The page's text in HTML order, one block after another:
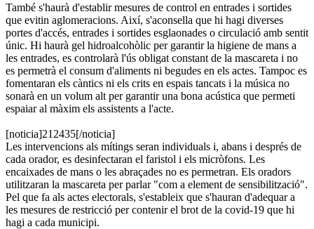
També s'haurà d'establir mesures de control en entrades i sortides
que evitin aglomeracions. Així, s'aconsella que hi hagi diverses
portes d'accés, entrades i sortides esglaonades o circulació amb sentit
únic. Hi haurà gel hidroalcohòlic per garantir la higiene de mans a
les entrades, es controlarà l'ús obligat constant de la mascareta i no
es permetrà el consum d'aliments ni begudes en els actes. Tampoc es
fomentaran els càntics ni els crits en espais tancats i la música no
sonarà en un volum alt per garantir una bona acústica que permeti
espaiar al màxim els assistents a l'acte.
[noticia]212435[/noticia]
Les intervencions als mítings seran individuals i, abans i després de
cada orador, es desinfectaran el faristol i els micròfons. Les
encaixades de mans o les abraçades no es permetran. Els oradors
utilitzaran la mascareta per parlar "com a element de sensibilització".
Pel que fa als actes electorals, s'estableix que s'hauran d'adequar a
les mesures de restricció per contenir el brot de la covid-19 que hi
hagi a cada municipi.